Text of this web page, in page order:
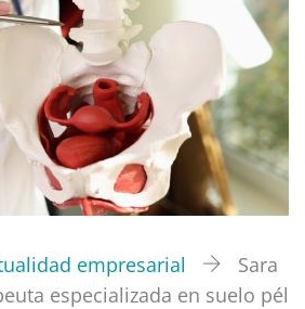
empresarial
Sara
especializada en suelo pél